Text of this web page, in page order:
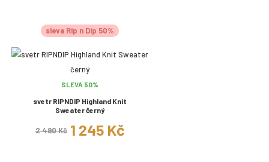
sleva Rip n Dip 50%
SLEVA 50%
svetr RIPNDIP Highland Knit
Sweater černý
2 490 Kč 1 245 Kč